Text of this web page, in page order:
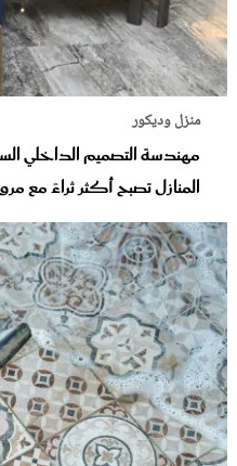
منزل وديكور
مهندسة التصميم الداخلي
المنازل تصبح أكثر ثراءً مع